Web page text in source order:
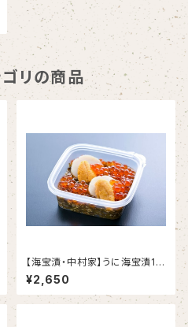
ゴリの商品
【海宝漬・中村家】うに海宝漬15
0ｇ
¥2,650